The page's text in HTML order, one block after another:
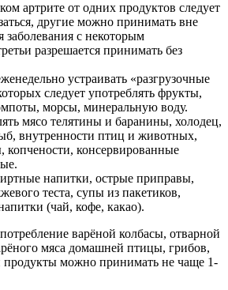
артрите от одних продуктов следует
другие можно принимать вне
заболевания с некоторым
разрешается принимать без
устраивать «разгрузочные
следует употреблять фрукты,
морсы, минеральную воду.
мясо телятины и баранины, холодец,
внутренности птиц и животных,
консервированные
напитки, острые приправы,
теста, супы из пакетиков,
(чай, кофе, какао).
варёной колбасы, отварной
мяса домашней птицы, грибов,
можно принимать не чаще 1-